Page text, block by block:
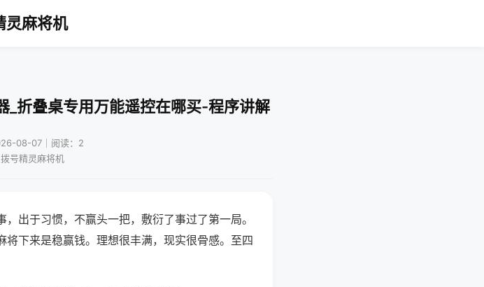
灵麻将机
_折叠桌专用万能遥控在哪买-程序讲解
08-07｜阅读：2
号精灵麻将机
出于习惯，不赢头一把，敷衍了事过了第一局。
下来是稳赢钱。理想很丰满，现实很骨感。至四